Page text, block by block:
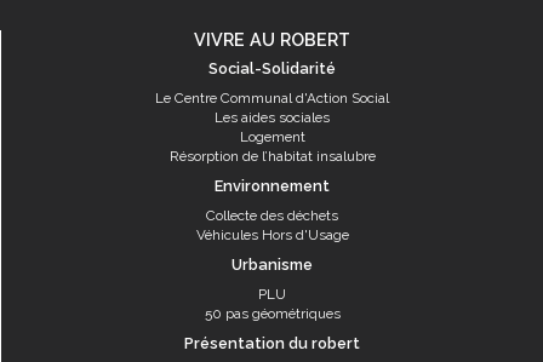
VIVRE AU ROBERT
Social-Solidarité
Le Centre Communal d'Action Social
Les aides sociales
Logement
Résorption de l’habitat insalubre
Environnement
Collecte des déchets
Véhicules Hors d'Usage
Urbanisme
PLU
50 pas géométriques
Présentation du robert